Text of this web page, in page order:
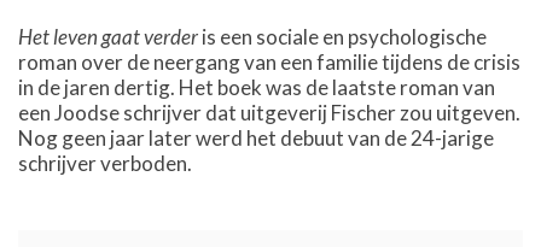
Het leven gaat verderis een sociale en psychologische
roman over de neergang van een familie tijdens de crisis
in de jaren dertig. Het boek was de laatste roman van
een Joodse schrijver dat uitgeverij Fischer zou uitgeven.
Nog geen jaar later werd het debuut van de 24-jarige
schrijver verboden.